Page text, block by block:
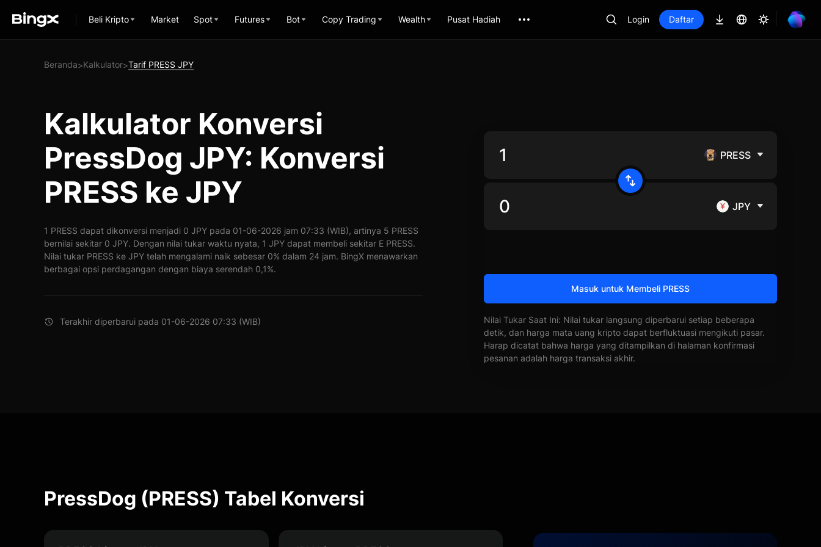
Beli Kripto Market Spot Futures Bot Copy Trading Wealth Pusat Hadiah Login Daftar
Beranda>Kalkulator>Tarif PRESS JPY
Kalkulator Konversi
PressDog JPY: Konversi
PRESS ke JPY
1 PRESS dapat dikonversi menjadi 0 JPY pada 01-06-2026 jam 07:33 (WIB), artinya 5 PRESS
bernilai sekitar 0 JPY. Dengan nilai tukar waktu nyata, 1 JPY dapat membeli sekitar E PRESS.
Nilai tukar PRESS ke JPY telah mengalami naik sebesar 0% dalam 24 jam. BingX menawarkan
berbagai opsi perdagangan dengan biaya serendah 0,1%.
Terakhir diperbarui pada 01-06-2026 07:33 (WIB)
PRESS
JPY
Masuk untuk Membeli PRESS
Nilai Tukar Saat Ini: Nilai tukar langsung diperbarui setiap beberapa
detik, dan harga mata uang kripto dapat berfluktuasi mengikuti pasar.
Harap dicatat bahwa harga yang ditampilkan di halaman konfirmasi
pesanan adalah harga transaksi akhir.
PressDog (PRESS) Tabel Konversi